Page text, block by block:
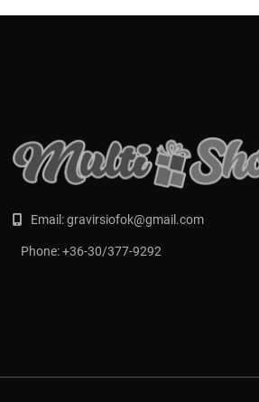
Email:gravirsiofok@gmail.com
Phone:+36-30/377-9292